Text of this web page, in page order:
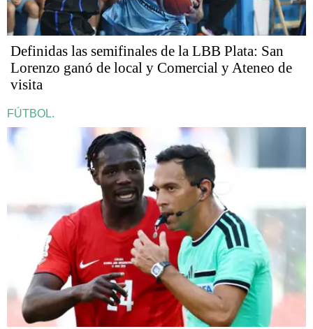
Definidas las semifinales de la LBB Plata: San
Lorenzo ganó de local y Comercial y Ateneo de
visita
FÚTBOL.